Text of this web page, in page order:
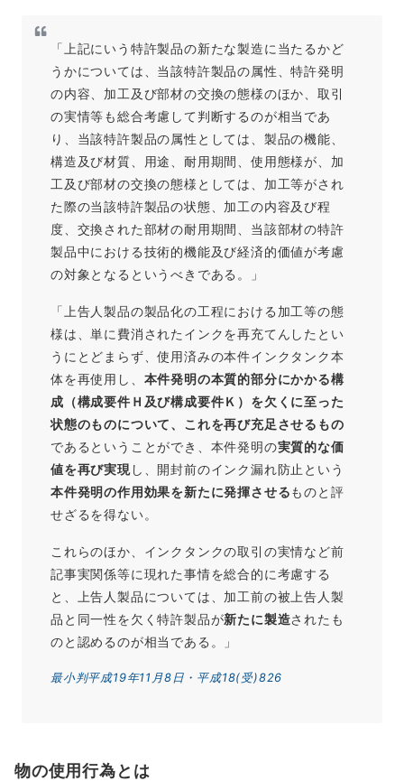
「上記にいう特許製品の新たな製造に当たるかど
うかについては、当該特許製品の属性、特許発明
の内容、加工及び部材の交換の態様のほか、取引
の実情等も総合考慮して判断するのが相当であ
り、当該特許製品の属性としては、製品の機能、
構造及び材質、用途、耐用期間、使用態様が、加
工及び部材の交換の態様としては、加工等がされ
た際の当該特許製品の状態、加工の内容及び程
度、交換された部材の耐用期間、当該部材の特許
製品中における技術的機能及び経済的価値が考慮
の対象となるというべきである。」
「上告人製品の製品化の工程における加工等の態
様は、単に費消されたインクを再充てんしたとい
うにとどまらず、使用済みの本件インクタンク本
体を再使用し、 本件発明の本質的部分にかかる構
成（構成要件Ｈ及び構成要件Ｋ）を欠くに至った
状態のものについて、これを再び充足させるもの
であるということができ、本件発明の実質的な価
値を再び実現し、開封前のインク漏れ防止という
本件発明の作用効果を新たに発揮させるものと評
せざるを得ない。
これらのほか、インクタンクの取引の実情など前
記事実関係等に現れた事情を総合的に考慮する
と、上告人製品については、加工前の被上告人製
品と同一性を欠く特許製品が新たに製造されたも
のと認めるのが相当である。」
最小判平成19年11月8日・平成18(受)826
物の使用行為とは